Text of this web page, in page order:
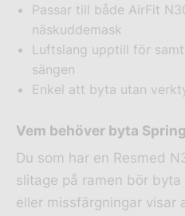
Passar till både AirFit
näskuddemask
Luftslang upptill för
sängen
Enkel att byta utan
Vem behöver byta
Du som har en Resmed
slitage på ramen bör
eller missfärgningar visar